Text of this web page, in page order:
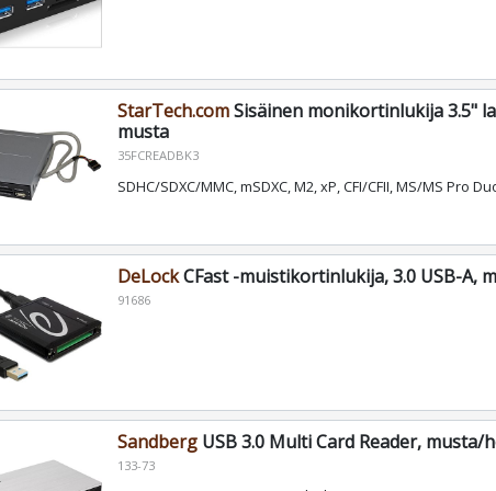
StarTech.comSisäinen monikortinlukija 3.5"
musta
35FCREADBK3
SDHC/SDXC/MMC, mSDXC, M2, xP, CFI/CFII, MS/MS Pro
DeLockCFast -muistikortinlukija, 3.0 USB-A,
91686
SandbergUSB 3.0 Multi Card Reader, musta/
133-73